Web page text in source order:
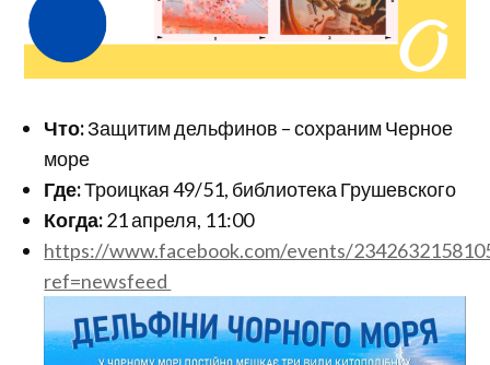
Что:Защитим дельфинов – сохраним Черное
море
Где:Троицкая 49/51, библиотека Грушевского
Когда:21 апреля, 11:00
https://www.facebook.com/events/
ref=newsfeed